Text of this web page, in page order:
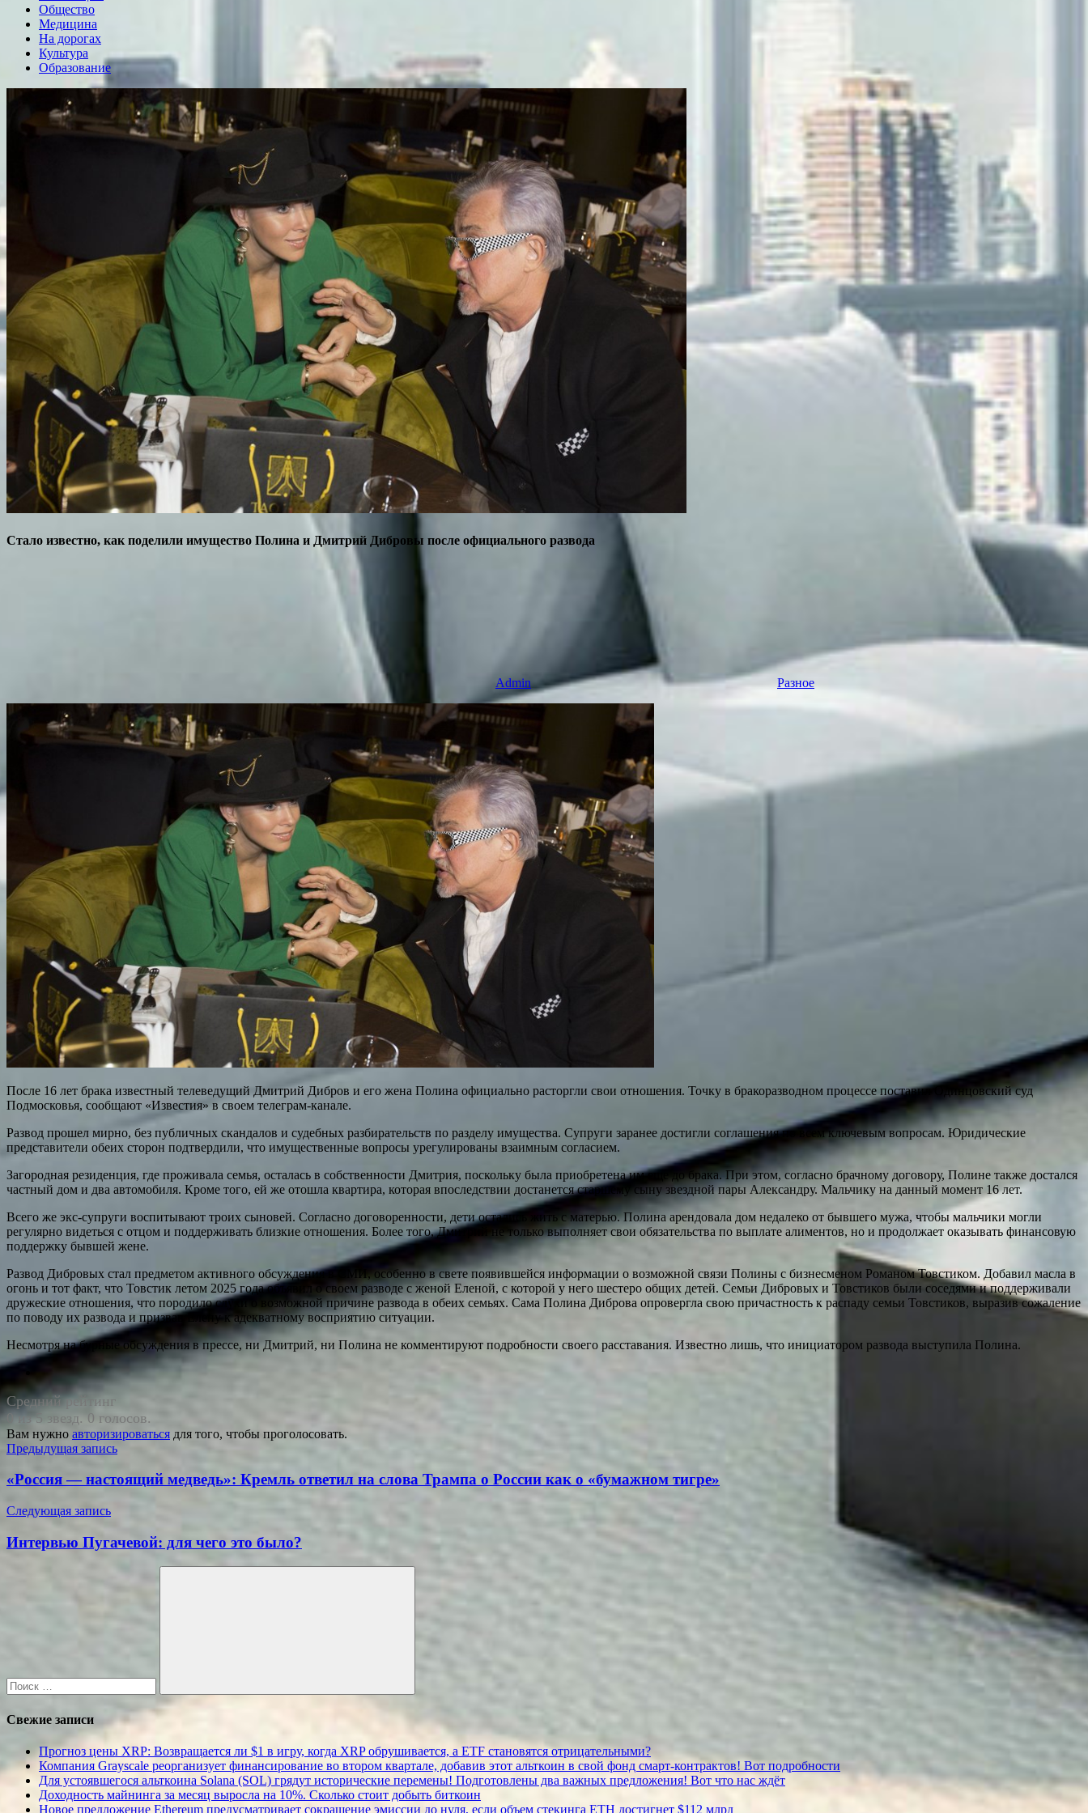
Общество
Медицина
На дорогах
Культура
Образование
Стало известно, как поделили имущество Полина и Дмитрий Дибровы после официального развода
Admin Разное
После 16 лет брака известный телеведущий Дмитрий Дибров и его жена Полина официально расторгли свои отношения. Точку в бракоразводном процессе поставил Одинцовский суд
Подмосковья, сообщают «‎Известия» в своем телеграм-канале.
Развод прошел мирно, без публичных скандалов и судебных разбирательств по разделу имущества. Супруги заранее достигли соглашения по всем ключевым вопросам. Юридические
представители обеих сторон подтвердили, что имущественные вопросы урегулированы взаимным согласием.
Загородная резиденция, где проживала семья, осталась в собственности Дмитрия, поскольку была приобретена им еще до брака. При этом, согласно брачному договору, Полине также достался
частный дом и два автомобиля. Кроме того, ей же отошла квартира, которая впоследствии достанется старшему сыну звездной пары Александру. Мальчику на данный момент 16 лет.
Всего же экс-супруги воспитывают троих сыновей. Согласно договоренности, дети остались жить с матерью. Полина арендовала дом недалеко от бывшего мужа, чтобы мальчики могли
регулярно видеться с отцом и поддерживать близкие отношения. Более того, Дмитрий не только выполняет свои обязательства по выплате алиментов, но и продолжает оказывать финансовую
поддержку бывшей жене.
Развод Дибровых стал предметом активного обсуждения в СМИ, особенно в свете появившейся информации о возможной связи Полины с бизнесменом Романом Товстиком. Добавил масла в
огонь и тот факт, что Товстик летом 2025 года объявил о своем разводе с женой Еленой, с которой у него шестеро общих детей. Семьи Дибровых и Товстиков были соседями и поддерживали
дружеские отношения, что породило слухи о возможной причине развода в обеих семьях. Сама Полина Диброва опровергла свою причастность к распаду семьи Товстиков, выразив сожаление
по поводу их развода и призвав Елену к адекватному восприятию ситуации.
Несмотря на бурные обсуждения в прессе, ни Дмитрий, ни Полина не комментируют подробности своего расставания. Известно лишь, что инициатором развода выступила Полина.
Средний рейтинг
0 из 5 звезд. 0 голосов.
Вам нужно авторизироваться для того, чтобы проголосовать.
Навигация
по
Предыдущая запись
«Россия — настоящий медведь»: Кремль ответил на слова Трампа о России как о «бумажном тигре»
Следующая запись
Интервью Пугачевой: для чего это было?
Поиск
Свежие записи
Прогноз цены XRP: Возвращается ли $1 в игру, когда XRP обрушивается, а ETF становятся отрицательными?
Компания Grayscale реорганизует финансирование во втором квартале, добавив этот альткоин в свой фонд смарт-контрактов! Вот подробности
Для устоявшегося альткоина Solana (SOL) грядут исторические перемены! Подготовлены два важных предложения! Вот что нас ждёт
Доходность майнинга за месяц выросла на 10%. Сколько стоит добыть биткоин
Новое предложение Ethereum предусматривает сокращение эмиссии до нуля, если объем стекинга ETH достигнет $112 млрд